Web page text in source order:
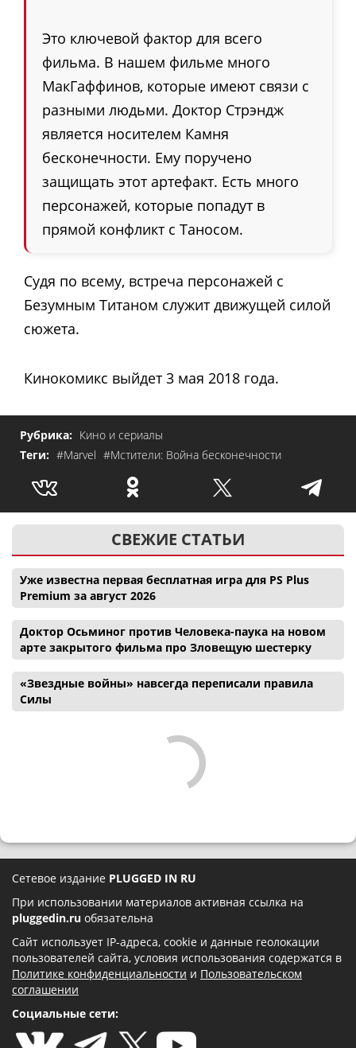
Это ключевой фактор для всего
фильма. В нашем фильме много
МакГаффинов, которые имеют связи с
разными людьми. Доктор Стрэндж
является носителем Камня
бесконечности. Ему поручено
защищать этот артефакт. Есть много
персонажей, которые попадут в
прямой конфликт с Таносом.
Судя по всему, встреча персонажей с
Безумным Титаном служит движущей силой
сюжета.
Кинокомикс выйдет 3 мая 2018 года.
Рубрика: Кино и сериалы
Теги: #Marvel #Мстители: Война бесконечности
СВЕЖИЕ СТАТЬИ
Уже известна первая бесплатная игра для PS Plus
Premium за август 2026
Доктор Осьминог против Человека-паука на новом
арте закрытого фильма про Зловещую шестерку
«Звездные войны» навсегда переписали правила
Силы
Сетевое издание PLUGGED IN RU
При использовании материалов активная ссылка на
pluggedin.ru обязательна
Сайт использует IP-адреса, cookie и данные геолокации
пользователей сайта, условия использования содержатся в
Политике конфиденциальности и Пользовательском
соглашении
Социальные сети: